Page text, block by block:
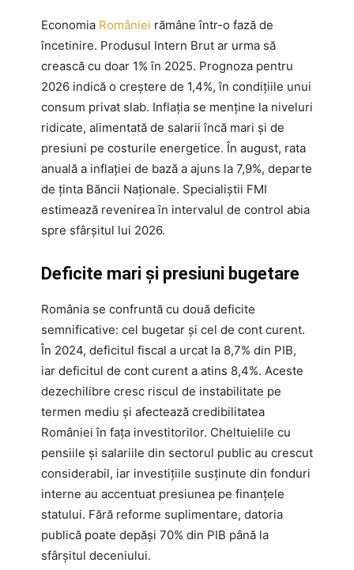
Economia României rămâne într-o fază de
încetinire. Produsul Intern Brut ar urma să
crească cu doar 1% în 2025. Prognoza pentru
2026 indică o creștere de 1,4%, în condițiile unui
consum privat slab. Inflația se menține la niveluri
ridicate, alimentată de salarii încă mari și de
presiuni pe costurile energetice. În august, rata
anuală a inflației de bază a ajuns la 7,9%, departe
de ținta Băncii Naționale. Specialiștii FMI
estimează revenirea în intervalul de control abia
spre sfârșitul lui 2026.
Deficite mari și presiuni bugetare
România se confruntă cu două deficite
semnificative: cel bugetar și cel de cont curent.
În 2024, deficitul fiscal a urcat la 8,7% din PIB,
iar deficitul de cont curent a atins 8,4%. Aceste
dezechilibre cresc riscul de instabilitate pe
termen mediu și afectează credibilitatea
României în fața investitorilor. Cheltuielile cu
pensiile și salariile din sectorul public au crescut
considerabil, iar investițiile susținute din fonduri
interne au accentuat presiunea pe finanțele
statului. Fără reforme suplimentare, datoria
publică poate depăși 70% din PIB până la
sfârșitul deceniului.